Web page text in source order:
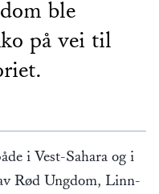
ble
på vei til
i Vest-Sahara og i
Rød Ungdom, Linn-